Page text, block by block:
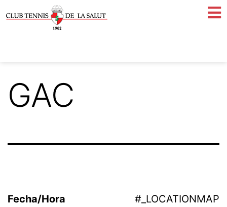
GAC
#_LOCATIONMAP
Fecha/Hora